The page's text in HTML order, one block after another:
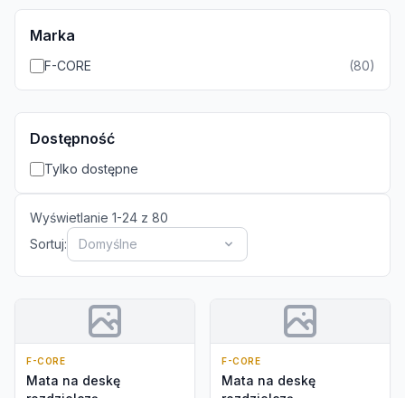
Marka
F-CORE (80)
Dostępność
Tylko dostępne
Wyświetlanie 1-24 z 80
Sortuj:
Domyślne
F-CORE
Mata na deskę
F-CORE
Mata na deskę